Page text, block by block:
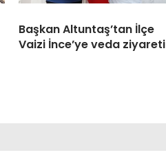
Başkan Altuntaş’tan İlçe
Vaizi İnce’ye veda ziyareti